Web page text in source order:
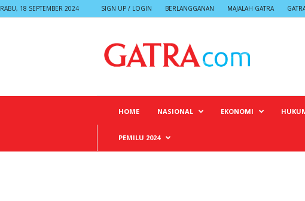
RABU, 18 SEPTEMBER 2024 SIGN UP / LOGIN BERLANGGANAN MAJALAH GATRA
HOME NASIONAL EKONOMI
PEMILU 2024